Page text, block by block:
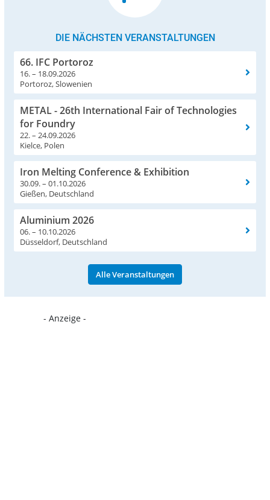
DIE NÄCHSTEN VERANSTALTUNGEN
66. IFC Portoroz
16. – 18.09.2026
Portoroz, Slowenien
METAL - 26th International Fair of Technologies
for Foundry
22. – 24.09.2026
Kielce, Polen
Iron Melting Conference & Exhibition
30.09. – 01.10.2026
Gießen, Deutschland
Aluminium 2026
06. – 10.10.2026
Düsseldorf, Deutschland
Alle Veranstaltungen
- Anzeige -